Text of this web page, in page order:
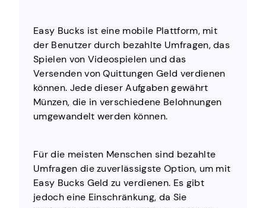
Easy Bucks ist eine mobile Plattform, mit
der Benutzer durch bezahlte Umfragen, das
Spielen von Videospielen und das
Versenden von Quittungen Geld verdienen
können. Jede dieser Aufgaben gewährt
Münzen, die in verschiedene Belohnungen
umgewandelt werden können.
Für die meisten Menschen sind bezahlte
Umfragen die zuverlässigste Option, um mit
Easy Bucks Geld zu verdienen. Es gibt
jedoch eine Einschränkung, da Sie